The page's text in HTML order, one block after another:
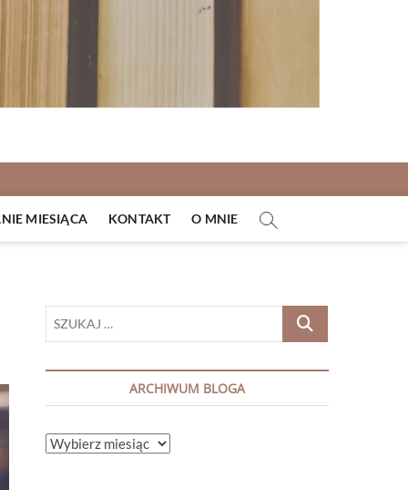
MIESIĄCA KONTAKT O MNIE
SZUKAJ
ARCHIWUM BLOGA
ARCHIWUM